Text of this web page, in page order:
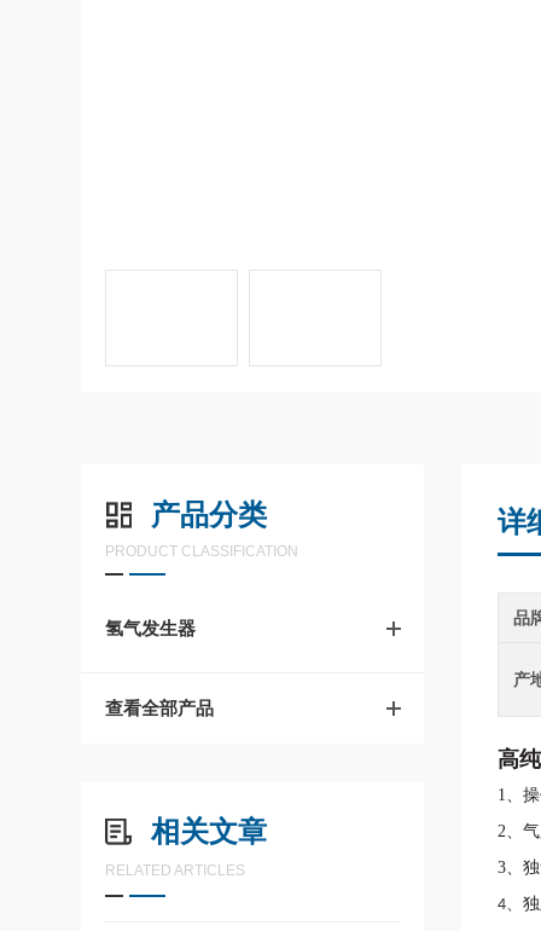
产品分类
PRODUCT CLASSIFICATION
氢气发生器
查看全部产品
相关文章
RELATED ARTICLES
详
品
产
高
1、
2、
3、
4、